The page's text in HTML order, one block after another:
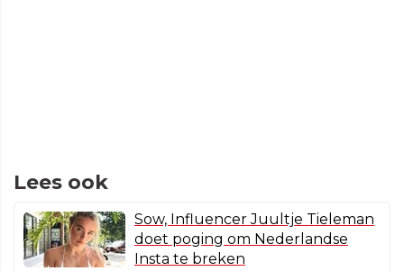
Lees ook
Sow, Influencer Juultje Tieleman
doet poging om Nederlandse
Insta te breken